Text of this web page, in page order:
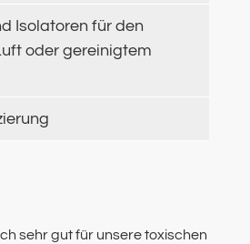
Isolatoren für den
oder gereinigtem
sehr gut für unsere toxischen